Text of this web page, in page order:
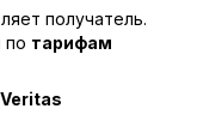
получатель.
по тарифам